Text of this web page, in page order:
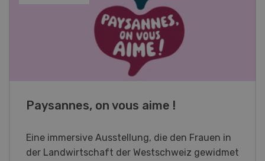
Fachkurs Aquakultur
Sind Sie in der Fischzucht tätig oder
interessieren Sie sich für das Thema? In